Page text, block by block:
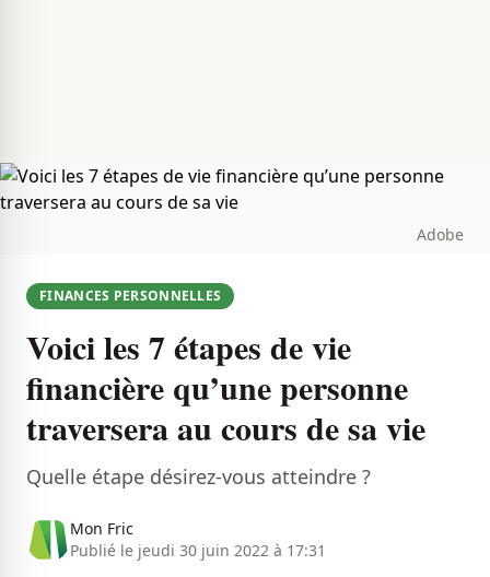
Adobe
FINANCES PERSONNELLES
Voici les 7 étapes de vie
financière qu’une personne
traversera au cours de sa vie
Quelle étape désirez-vous atteindre ?
Mon Fric
Publié le jeudi 30 juin 2022 à 17:31